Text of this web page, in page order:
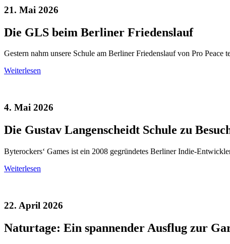
21. Mai 2026
Die GLS beim Berliner Friedenslauf
Gestern nahm unsere Schule am Berliner Friedenslauf von Pro
Weiterlesen
4. Mai 2026
Die Gustav Langenscheidt Schule zu
Byterockers‘ Games ist ein 2008 gegründetes Berliner Indie-
Weiterlesen
22. April 2026
Naturtage: Ein spannender Ausflug zur